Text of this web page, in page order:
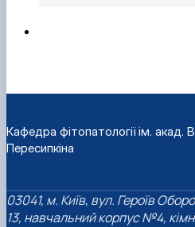
Кафедра фітопатології ім. акад.
Пересипкіна
03041, м. Київ, вул. Героїв
13, навчальний корпус №4,